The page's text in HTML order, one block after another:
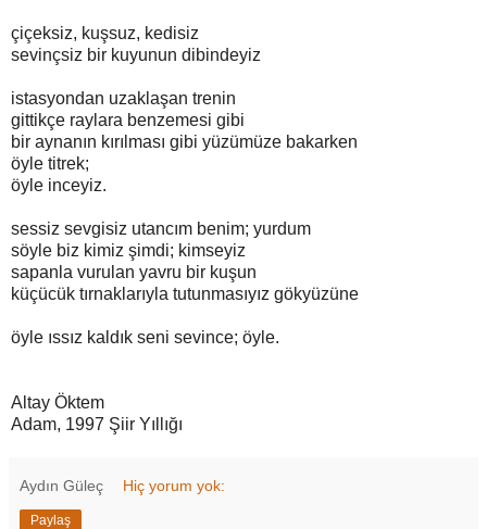
çiçeksiz, kuşsuz, kedisiz
sevinçsiz bir kuyunun dibindeyiz
istasyondan uzaklaşan trenin
gittikçe raylara benzemesi gibi
bir aynanın kırılması gibi yüzümüze bakarken
öyle titrek;
öyle inceyiz.
sessiz sevgisiz utancım benim; yurdum
söyle biz kimiz şimdi; kimseyiz
sapanla vurulan yavru bir kuşun
küçücük tırnaklarıyla tutunmasıyız gökyüzüne
öyle ıssız kaldık seni sevince; öyle.
Altay Öktem
Adam, 1997 Şiir Yıllığı
Aydın Güleç Hiç yorum yok:
Paylaş